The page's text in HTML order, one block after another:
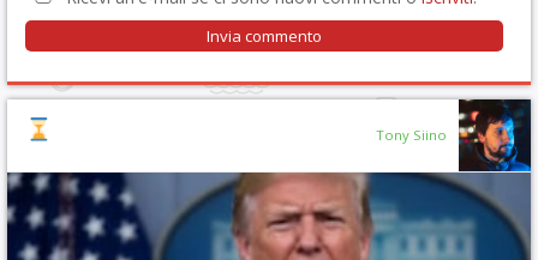
Tony Siino